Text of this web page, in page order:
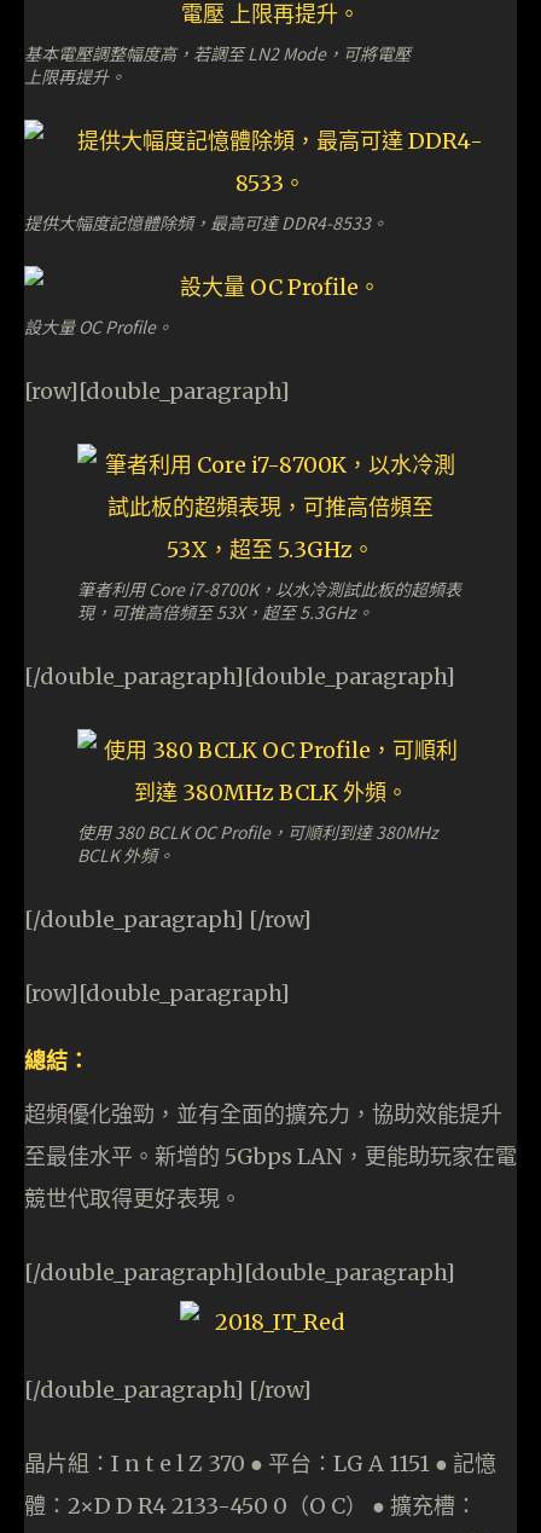
基本電壓調整幅度高，若調至 LN2 Mode，可將電壓
上限再提升。
提供大幅度記憶體除頻，最高可達 DDR4-8533。
設大量 OC Profile。
[row][double_paragraph]
筆者利用 Core i7-8700K，以水冷測試此板的超頻表
現，可推高倍頻至 53X，超至 5.3GHz。
[/double_paragraph][double_paragraph]
使用 380 BCLK OC Profile，可順利到達 380MHz
BCLK 外頻。
[/double_paragraph] [/row]
[row][double_paragraph]
總結：
超頻優化強勁，並有全面的擴充力，協助效能提升
至最佳水平。新增的 5Gbps LAN，更能助玩家在電
競世代取得更好表現。
[/double_paragraph][double_paragraph]
[/double_paragraph] [/row]
晶片組：I n t e l Z 370 ● 平台：LG A 1151 ● 記憶
體：2×D D R4 2133-450 0（O C） ● 擴充槽：